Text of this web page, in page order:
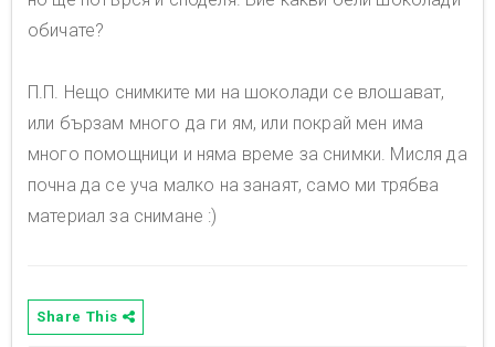
обичате?
П.П. Нещо снимките ми на шоколади се влошават,
или бързам много да ги ям, или покрай мен има
много помощници и няма време за снимки. Мисля да
почна да се уча малко на занаят, само ми трябва
материал за снимане :)
Share This